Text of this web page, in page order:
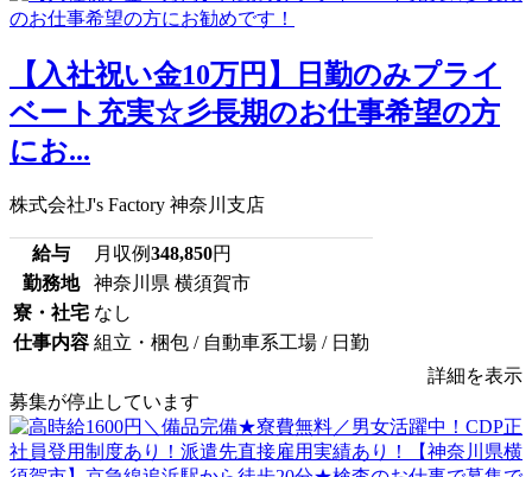
【入社祝い金10万円】日勤のみプライ
ベート充実☆彡長期のお仕事希望の方
にお...
株式会社J's Factory 神奈川支店
給与 月収例348,850円
勤務地
神奈川県 横須賀市
寮・社宅 なし
仕事内容 組立・梱包 / 自動車系工場 / 日勤
詳細を表示
募集が停止しています